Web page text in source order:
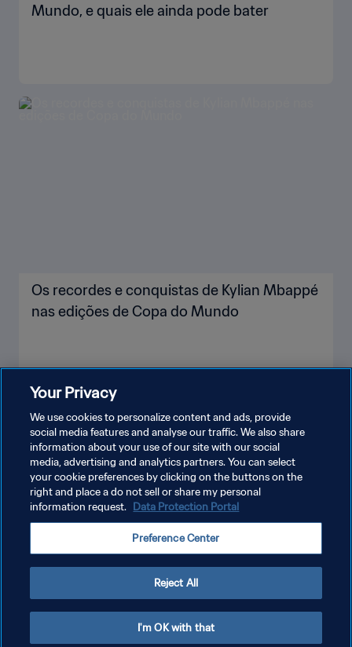
Mundo, e quais ele ainda pode bater
Os recordes e conquistas de Kylian Mbappé
nas edições de Copa do Mundo
VEJA MAIS
POLÍTICA DE PRIVACIDADE
TERMOS DE SERVIÇO
ADMINISTRAR AS PREFERÊNCIAS DE COOKIES
Your Privacy
We use cookies to personalize content and ads, provide
social media features and analyse our traffic. We also share
information about your use of our site with our social
media, advertising and analytics partners. You can select
your cookie preferences by clicking on the buttons on the
right and place a do not sell or share my personal
information request. Data Protection Portal
Preference Center
Reject All
I'm OK with that